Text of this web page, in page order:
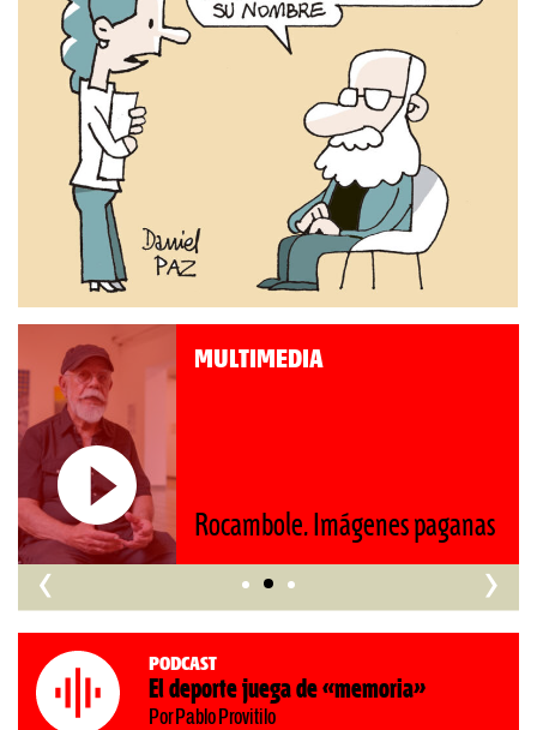
MULTIMEDIA
nos retrocede al siglo XIX»
‹ ›
Podcast
El deporte juega de «memoria»
Por Pablo Provitilo